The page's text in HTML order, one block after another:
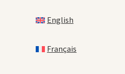
English
Français